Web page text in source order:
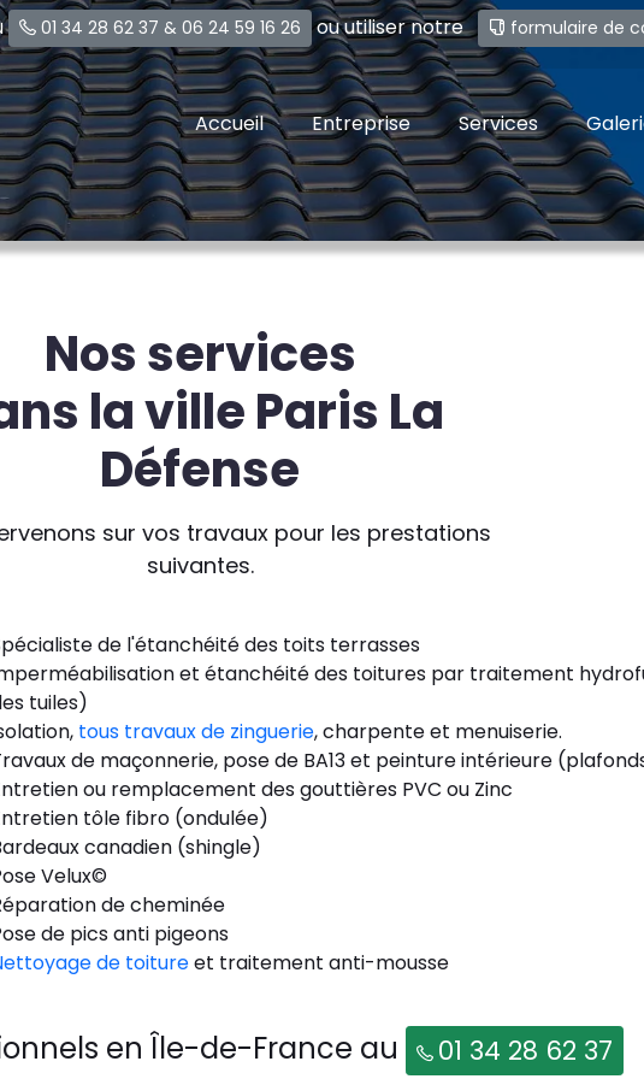
01 34 28 62 37 & 06 24 59 16 26 ou utiliser notre formulaire de
Accueil Entreprise Services
Nos services
la ville Paris La
Défense
sur vos travaux pour les prestations
suivantes.
de l'étanchéité des toits terrasses
et étanchéité des toitures par traitement
tuiles)
tous travaux de zinguerie, charpente et menuiserie.
de maçonnerie, pose de BA13 et peinture intérieure
ou remplacement des gouttières PVC ou Zinc
tôle fibro (ondulée)
canadien (shingle)
Velux©
de cheminée
de pics anti pigeons
de toitureet traitement anti-mousse
en Île-de-France au 01 34 28 62 37